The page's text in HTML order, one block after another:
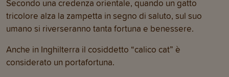
Secondo una credenza orientale, quando un gatto
tricolore alza la zampetta in segno di saluto, sul suo
umano si riverseranno tanta fortuna e benessere.
Anche in Inghilterra il cosiddetto “calico cat” è
considerato un portafortuna.